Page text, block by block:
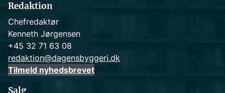
Redaktion
Chefredaktør
Kenneth Jørgensen
+45 32 71 63 08
redaktion@dagensbyggeri.dk
Tilmeld nyhedsbrevet
Salg